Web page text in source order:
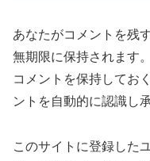
あなたがコメントを残
無期限に保持されます
コメントを保持してお
ントを自動的に認識し
このサイトに登録した